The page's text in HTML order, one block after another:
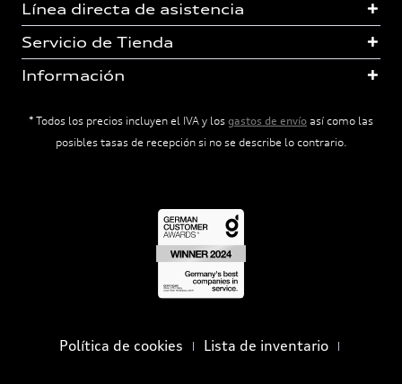
Línea directa de asistencia
Servicio de Tienda
Información
* Todos los precios incluyen el IVA y los gastos de envío así como las
posibles tasas de recepción si no se describe lo contrario.
Política de cookies Lista de inventario